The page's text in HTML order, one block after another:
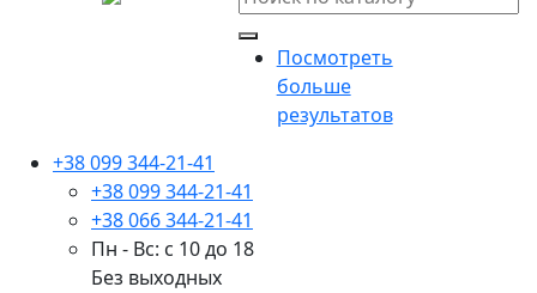
Посмотреть
больше
результатов
+38 099 344-21-41
+38 099 344-21-41
+38 066 344-21-41
Пн - Вс: с 10 до 18
Без выходных